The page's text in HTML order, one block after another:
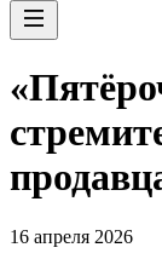
16 апреля 2026